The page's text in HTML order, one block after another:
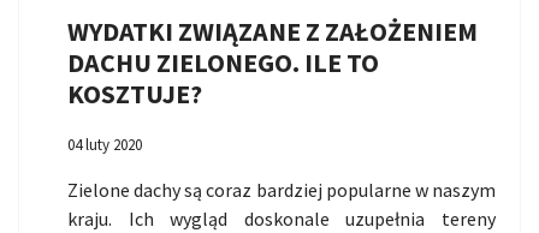
WYDATKI ZWIĄZANE Z ZAŁOŻENIEM
DACHU ZIELONEGO. ILE TO
KOSZTUJE?
04 luty 2020
Zielone dachy są coraz bardziej popularne w naszym
kraju. Ich wygląd doskonale uzupełnia tereny